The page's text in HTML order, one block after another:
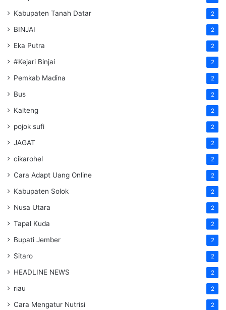
Kabupaten Tanah Datar 2
BINJAI 2
Eka Putra 2
#Kejari Binjai 2
Pemkab Madina 2
Bus 2
Kalteng 2
pojok sufi 2
JAGAT 2
cikarohel 2
Cara Adapt Uang Online 2
Kabupaten Solok 2
Nusa Utara 2
Tapal Kuda 2
Bupati Jember 2
Sitaro 2
HEADLINE NEWS 2
riau 2
Cara Mengatur Nutrisi 2